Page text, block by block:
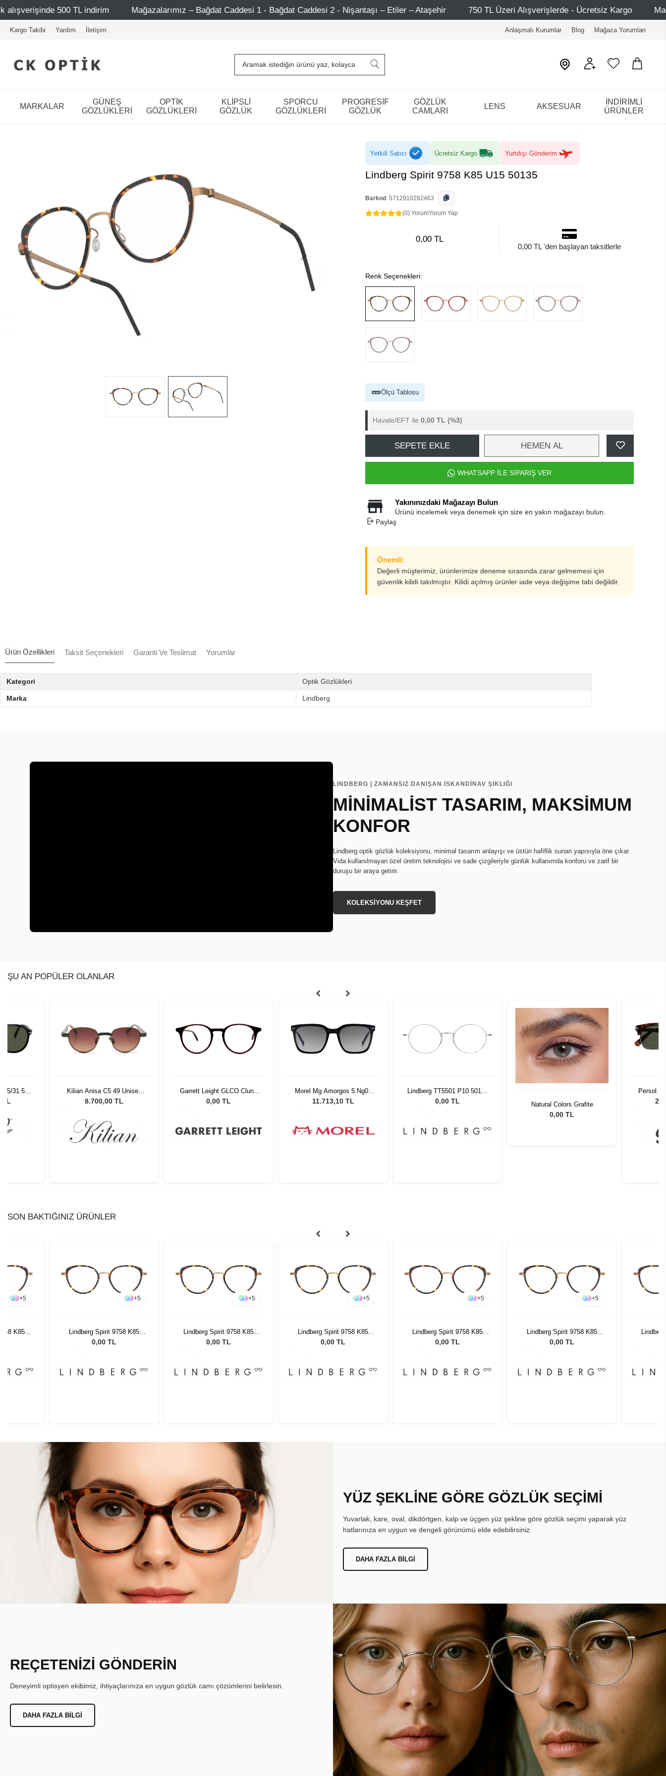
TL indirim Mağazalarımız – Bağdat Caddesi 1 - Bağdat Caddesi 2 - Nişantaşı – Etiler – Ataşehir 750 TL Üzeri Alışverişlerde - Ücretsiz Kargo Mağazalarımız
Kargo Takibi Yardım İletişim Anlaşmalı Kurumlar Blog Mağaza Yorumları
MARKALAR
GÜNEŞ
GÖZLÜKLERİ
OPTİK
GÖZLÜKLERİ
KLİPSLİ
GÖZLÜK
SPORCU
GÖZLÜKLERİ
PROGRESİF
GÖZLÜK
GÖZLÜK
CAMLARI
LENS AKSESUAR
İNDİRİMLİ
ÜRÜNLER
Yetkili Satıcı Ücretsiz Kargo Yurtdışı Gönderim
Lindberg Spirit 9758 K85 U15 50135
Barkod : 5712910282463
(0) YorumYorum Yap
0,00 TL
0,00 TL 'den başlayan taksitlerle
Renk Seçenekleri:
Ölçü Tablosu
Havale/EFT ile 0,00 TL (%3)
SEPETE EKLE HEMEN AL
WHATSAPP İLE SİPARİŞ VER
Yakınınızdaki Mağazayı Bulun
Ürünü incelemek veya denemek için size en yakın mağazayı bulun.
Paylaş
Önemli:
Değerli müşterimiz, ürünlerimize deneme sırasında zarar gelmemesi için
güvenlik kilidi takılmıştır. Kilidi açılmış ürünler iade veya değişime tabi değildir.
Ürün Özellikleri Taksit Seçenekleri Garanti Ve Teslimat Yorumlar
Kategori Optik Gözlükleri
Marka Lindberg
LINDBERG | ZAMANSIZ DANIŞAN İSKANDİNAV ŞIKLIĞI
MİNİMALİST TASARIM, MAKSİMUM
KONFOR
Lindberg optik gözlük koleksiyonu, minimal tasarım anlayışı ve üstün hafiflik sunan yapısıyla öne çıkar.
Vida kullanılmayan özel üretim teknolojisi ve sade çizgileriyle günlük kullanımda konforu ve zarif bir
duruşu bir araya getirir.
KOLEKSİYONU KEŞFET
ŞU AN POPÜLER OLANLAR
95/31 55
TL
Kilian Anisa C5 49 Unisex
Güneş Gözlüğü
8.700,00 TL
Garrett Leight GLCO Clune
45 Barolo
0,00 TL
Morel Mg Amorgos 5.Ng08
5420
11.713,10 TL
Lindberg TT5501 P10 50130
1130416
0,00 TL Natural Colors Grafite
0,00 TL
Persol
SON BAKTIĞINIZ ÜRÜNLER
+5
K85
+5
Lindberg Spirit 9758 K85
U15 50135
0,00 TL
+5
Lindberg Spirit 9758 K85
U15 50135
0,00 TL
+5
Lindberg Spirit 9758 K85
U15 50135
0,00 TL
+5
Lindberg Spirit 9758 K85
U15 50135
0,00 TL
+5
Lindberg Spirit 9758 K85
U15 50135
0,00 TL
YÜZ ŞEKLİNE GÖRE GÖZLÜK SEÇİMİ
Yuvarlak, kare, oval, dikdörtgen, kalp ve üçgen yüz şekline göre gözlük seçimi yaparak yüz
hatlarınıza en uygun ve dengeli görünümü elde edebilirsiniz.
DAHA FAZLA BILGI
REÇETENİZİ GÖNDERİN
Deneyimli optisyen ekibimiz, ihtiyaçlarınıza en uygun gözlük camı çözümlerini belirlesin.
DAHA FAZLA BILGI